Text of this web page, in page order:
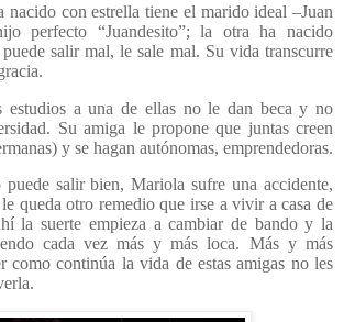
nacido con estrella tiene el marido ideal –Juan
perfecto “Juandesito”; la otra ha nacido
salir mal, le sale mal. Su vida transcurre
estudios a una de ellas no le dan beca y no
Su amiga le propone que juntas creen
y se hagan autónomas, emprendedoras.
salir bien, Mariola sufre una accidente,
queda otro remedio que irse a vivir a casa de
la suerte empieza a cambiar de bando y la
cada vez más y más loca. Más y más
como continúa la vida de estas amigas no les